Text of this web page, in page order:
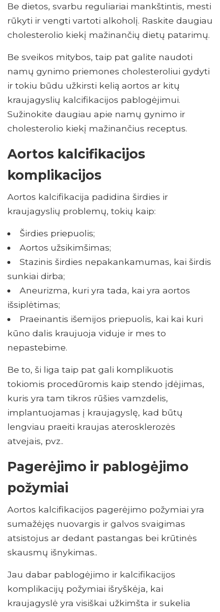
Be dietos, svarbu reguliariai mankštintis, mesti
rūkyti ir vengti vartoti alkoholį. Raskite daugiau
cholesterolio kiekį mažinančių dietų patarimų.
Be sveikos mitybos, taip pat galite naudoti
namų gynimo priemones cholesteroliui gydyti
ir tokiu būdu užkirsti kelią aortos ar kitų
kraujagyslių kalcifikacijos pablogėjimui.
Sužinokite daugiau apie namų gynimo ir
cholesterolio kiekį mažinančius receptus.
Aortos kalcifikacijos
komplikacijos
Aortos kalcifikacija padidina širdies ir
kraujagyslių problemų, tokių kaip:
Širdies priepuolis;
Aortos užsikimšimas;
Stazinis širdies nepakankamumas, kai širdis
sunkiai dirba;
Aneurizma, kuri yra tada, kai yra aortos
išsiplėtimas;
Praeinantis išemijos priepuolis, kai kai kuri
kūno dalis kraujuoja viduje ir mes to
nepastebime.
Be to, ši liga taip pat gali komplikuotis
tokiomis procedūromis kaip stendo įdėjimas,
kuris yra tam tikros rūšies vamzdelis,
implantuojamas į kraujagyslę, kad būtų
lengviau praeiti kraujas aterosklerozės
atvejais, pvz..
Pagerėjimo ir pablogėjimo
požymiai
Aortos kalcifikacijos pagerėjimo požymiai yra
sumažėjęs nuovargis ir galvos svaigimas
atsistojus ar dedant pastangas bei krūtinės
skausmų išnykimas..
Jau dabar pablogėjimo ir kalcifikacijos
komplikacijų požymiai išryškėja, kai
kraujagyslė yra visiškai užkimšta ir sukelia